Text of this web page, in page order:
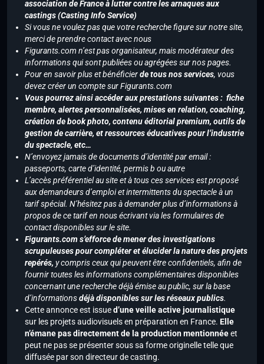
association de France à lutter contre les arnaques aux
castings (Casting Info Service)
Si vous ne voulez pas que votre recherche figure sur notre site,
merci de prendre contact avec nous
Figurants.com n’est pas organisateur, mais modérateur des
informations qui sont publiées ou agrégées sur nos pages.
Pour en savoir plus et bénéficierde tous nos services, vous
devez créer un compte sur Figurants.com
Vous pourrez ainsi accéder aux prestations suivantes : fiche
membre, alertes personnalisées, mises en relation, coaching,
création de book photo, contenu éditorial premium, outils de
gestion de carrière, et ressources éducatives pour l’industrie
du spectacle, etc…
N’envoyez jamais de documents d’identité par email :
passeports, carte d’identité, permis b ou autre
L’accès préférentiel au site et à tous ces services est proposé
aux demandeurs d’emploi et intermittents du spectacle à un
tarif spécial. N’hésitez pas à demander plus d’informations à
propos de ce tarif en nous écrivant via les formulaires de
contact disponibles sur le site.
Figurants.com s’efforce de mener des investigations
scrupuleuses pour compléter et élucider la nature des projets
repérés, y compris ceux qui peuvent être confidentiels, afin de
fournir toutes les informations complémentaires disponibles
concernant une recherche déjà émise au public, sur la base
d’informationsdéjà disponibles sur les réseaux publics.
Cette annonce est issued’une veille active journalistique
sur les projets audiovisuels en préparation en France. Elle
n’émane pas directement de la production mentionnéeet
peut ne pas se présenter sous sa forme originelle telle que
diffusée par son directeur de casting.